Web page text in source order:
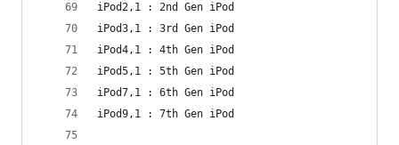
iPod2,1 : 2nd Gen iPod
iPod3,1 : 3rd Gen iPod
iPod4,1 : 4th Gen iPod
iPod5,1 : 5th Gen iPod
iPod7,1 : 6th Gen iPod
iPod9,1 : 7th Gen iPod